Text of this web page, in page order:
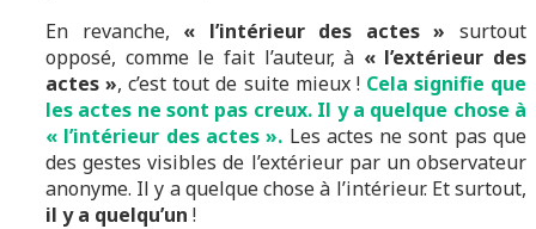
En revanche, « l’intérieur des actes » surtout
opposé, comme le fait l’auteur, à « l’extérieur des
actes », c’est tout de suite mieux ! Cela signifie que
les actes ne sont pas creux. Il y a quelque chose à
« l’intérieur des actes ». Les actes ne sont pas que
des gestes visibles de l’extérieur par un observateur
anonyme. Il y a quelque chose à l’intérieur. Et surtout,
il y a quelqu’un !